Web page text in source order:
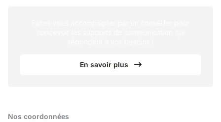
En savoir plus
Nos coordonnées